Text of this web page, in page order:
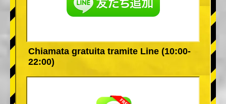
Chiamata gratuita tramite Line (10:00-
22:00)